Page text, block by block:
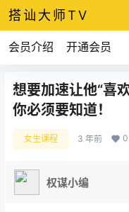
搭讪大师TV
会员介绍 开通会员
想要加速让他“喜
你必须要知道！
女生课程 3 年前 0
权谋小编